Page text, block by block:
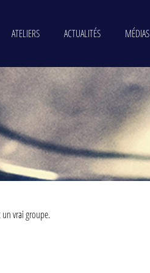
ATELIERS ACTUALITÉS MÉDIAS
un vrai groupe.